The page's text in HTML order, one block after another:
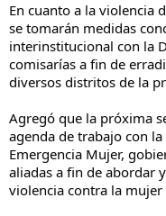
En cuanto a la violencia
se tomarán medidas
interinstitucional con la
comisarías a fin de
diversos distritos de la
Agregó que la próxima
agenda de trabajo con
Emergencia Mujer,
aliadas a fin de abordar
violencia contra la